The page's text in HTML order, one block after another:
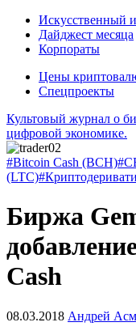
Искусственный
Дайджест месяца
Корпораты
Цены
Спецпроекты
Культовый журнал о
цифровой экономике.
#Bitcoin Cash (BCH)
(LTC)
Биржа
Cash
08.03.2018 Андрей